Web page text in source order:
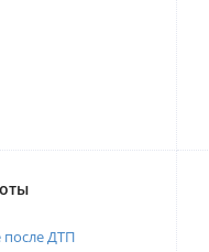
после ДТП